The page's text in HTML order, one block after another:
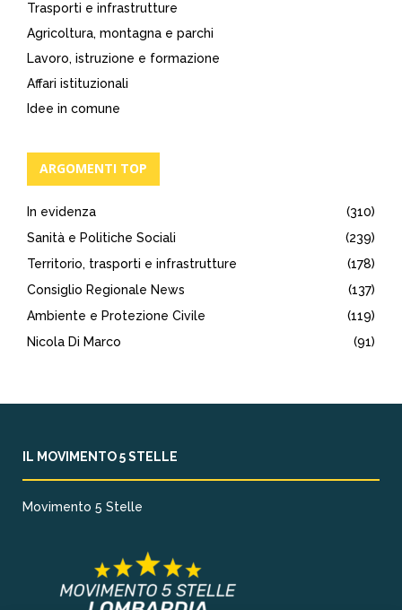
Trasporti e infrastrutture
Agricoltura, montagna e parchi
Lavoro, istruzione e formazione
Affari istituzionali
Idee in comune
ARGOMENTI TOP
In evidenza
(310)
Sanità e Politiche Sociali
(239)
Territorio, trasporti e infrastrutture
(178)
Consiglio Regionale News
(137)
Ambiente e Protezione Civile
(119)
Nicola Di Marco
(91)
IL MOVIMENTO 5 STELLE
Movimento 5 Stelle